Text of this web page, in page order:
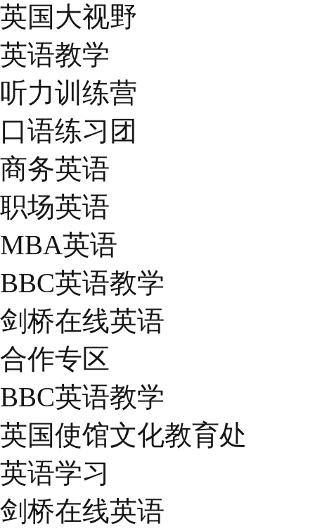
英国大视野
英语教学
听力训练营
口语练习团
商务英语
职场英语
MBA英语
BBC英语教学
剑桥在线英语
合作专区
BBC英语教学
英国使馆文化教育处
英语学习
剑桥在线英语